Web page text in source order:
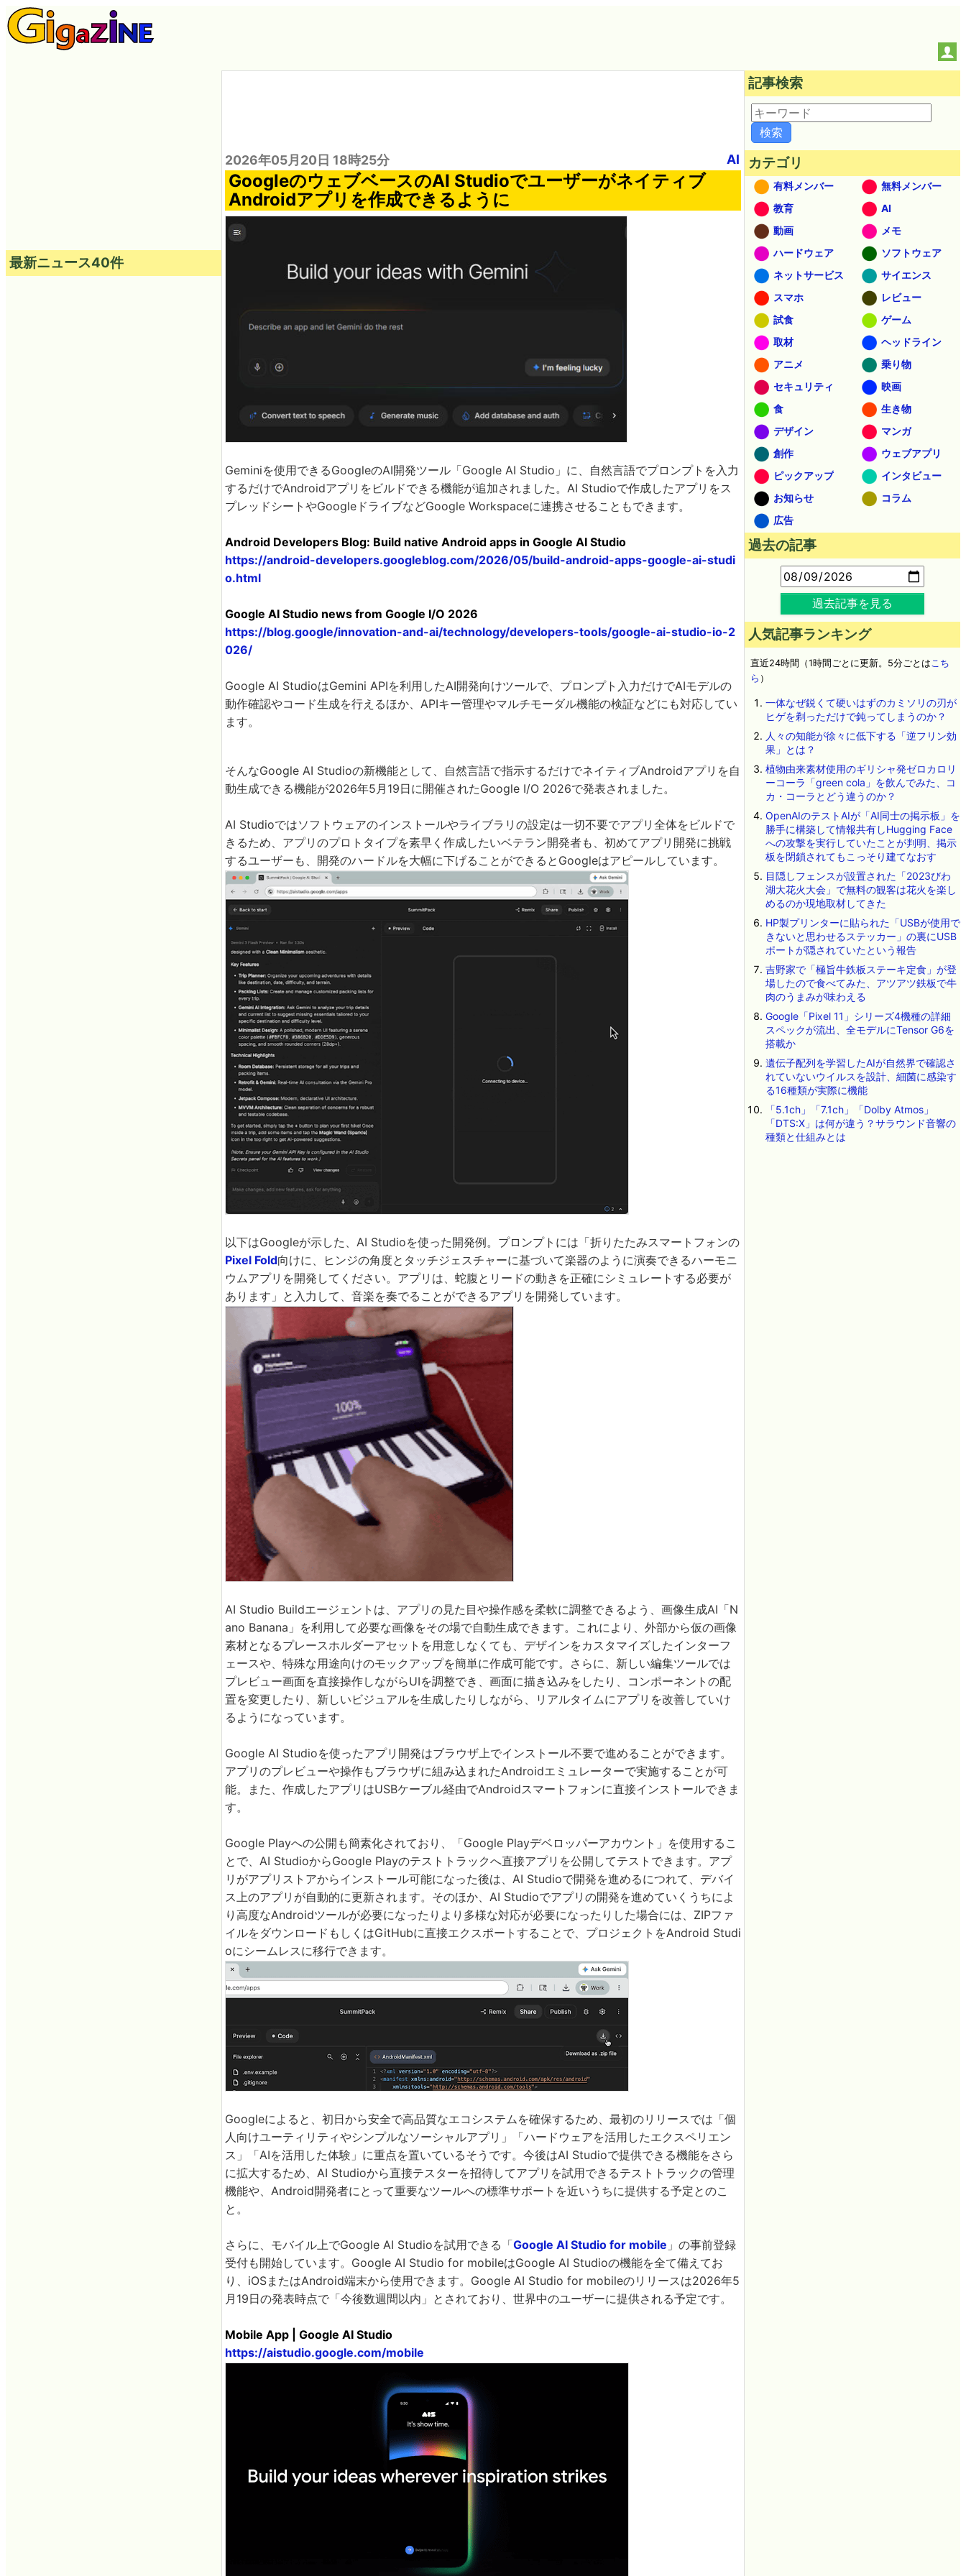
2026年05月20日 18時25分 AI
GoogleのウェブベースのAI Studioでユーザーがネイティブ
Androidアプリを作成できるように
Geminiを使用できるGoogleのAI開発ツール「Google AI Studio」に、自然言語でプロンプトを入力
するだけでAndroidアプリをビルドできる機能が追加されました。AI Studioで作成したアプリをス
プレッドシートやGoogleドライブなどGoogle Workspaceに連携させることもできます。
Android Developers Blog: Build native Android apps in Google AI Studio
https://android-developers.googleblog.com/2026/05/build-android-apps-google-ai-studi
o.html
Google AI Studio news from Google I/O 2026
https://blog.google/innovation-and-ai/technology/developers-tools/google-ai-studio-io-2
026/
Google AI StudioはGemini APIを利用したAI開発向けツールで、プロンプト入力だけでAIモデルの
動作確認やコード生成を行えるほか、APIキー管理やマルチモーダル機能の検証などにも対応してい
ます。
そんなGoogle AI Studioの新機能として、自然言語で指示するだけでネイティブAndroidアプリを自
動生成できる機能が2026年5月19日に開催されたGoogle I/O 2026で発表されました。
AI Studioではソフトウェアのインストールやライブラリの設定は一切不要でアプリ全体をビルドで
きるため、アプリのプロトタイプを素早く作成したいベテラン開発者も、初めてアプリ開発に挑戦
するユーザーも、開発のハードルを大幅に下げることができるとGoogleはアピールしています。
以下はGoogleが示した、AI Studioを使った開発例。プロンプトには「折りたたみスマートフォンの
Pixel Fold向けに、ヒンジの角度とタッチジェスチャーに基づいて楽器のように演奏できるハーモニ
ウムアプリを開発してください。アプリは、蛇腹とリードの動きを正確にシミュレートする必要が
あります」と入力して、音楽を奏でることができるアプリを開発しています。
AI Studio Buildエージェントは、アプリの見た目や操作感を柔軟に調整できるよう、画像生成AI「N
ano Banana」を利用して必要な画像をその場で自動生成できます。これにより、外部から仮の画像
素材となるプレースホルダーアセットを用意しなくても、デザインをカスタマイズしたインターフ
ェースや、特殊な用途向けのモックアップを簡単に作成可能です。さらに、新しい編集ツールでは
プレビュー画面を直接操作しながらUIを調整でき、画面に描き込みをしたり、コンポーネントの配
置を変更したり、新しいビジュアルを生成したりしながら、リアルタイムにアプリを改善していけ
るようになっています。
Google AI Studioを使ったアプリ開発はブラウザ上でインストール不要で進めることができます。
アプリのプレビューや操作もブラウザに組み込まれたAndroidエミュレーターで実施することが可
能。また、作成したアプリはUSBケーブル経由でAndroidスマートフォンに直接インストールできま
す。
Google Playへの公開も簡素化されており、「Google Playデベロッパーアカウント」を使用するこ
とで、AI StudioからGoogle Playのテストトラックへ直接アプリを公開してテストできます。アプ
リがアプリストアからインストール可能になった後は、AI Studioで開発を進めるにつれて、デバイ
ス上のアプリが自動的に更新されます。そのほか、AI Studioでアプリの開発を進めていくうちによ
り高度なAndroidツールが必要になったりより多様な対応が必要になったりした場合には、ZIPファ
イルをダウンロードもしくはGitHubに直接エクスポートすることで、プロジェクトをAndroid Studi
oにシームレスに移行できます。
Googleによると、初日から安全で高品質なエコシステムを確保するため、最初のリリースでは「個
人向けユーティリティやシンプルなソーシャルアプリ」「ハードウェアを活用したエクスペリエン
ス」「AIを活用した体験」に重点を置いているそうです。今後はAI Studioで提供できる機能をさら
に拡大するため、AI Studioから直接テスターを招待してアプリを試用できるテストトラックの管理
機能や、Android開発者にとって重要なツールへの標準サポートを近いうちに提供する予定とのこ
と。
さらに、モバイル上でGoogle AI Studioを試用できる「Google AI Studio for mobile 」の事前登録
受付も開始しています。Google AI Studio for mobileはGoogle AI Studioの機能を全て備えてお
り、iOSまたはAndroid端末から使用できます。Google AI Studio for mobileのリリースは2026年5
月19日の発表時点で「今後数週間以内」とされており、世界中のユーザーに提供される予定です。
Mobile App | Google AI Studio
https://aistudio.google.com/mobile
最新ニュース40件
記事検索
カテゴリ
有料メンバー
無料メンバー
教育
AI
動画
メモ
ハードウェア
ソフトウェア
ネットサービス
サイエンス
スマホ
レビュー
試食
ゲーム
取材
ヘッドライン
アニメ
乗り物
セキュリティ
映画
食
生き物
デザイン
マンガ
創作
ウェブアプリ
ピックアップ
インタビュー
お知らせ
コラム
広告
過去の記事
過去記事を見る
人気記事ランキング
直近24時間（1時間ごとに更新。5分ごとはこち
ら ）
一体なぜ鋭くて硬いはずのカミソリの刃が
ヒゲを剃っただけで鈍ってしまうのか？
人々の知能が徐々に低下する「逆フリン効
果」とは？
植物由来素材使用のギリシャ発ゼロカロリ
ーコーラ「green cola」を飲んでみた、コ
カ・コーラとどう違うのか？
OpenAIのテストAIが「AI同士の掲示板」を
勝手に構築して情報共有しHugging Face
への攻撃を実行していたことが判明、掲示
板を閉鎖されてもこっそり建てなおす
目隠しフェンスが設置された「2023びわ
湖大花火大会」で無料の観客は花火を楽し
めるのか現地取材してきた
HP製プリンターに貼られた「USBが使用で
きないと思わせるステッカー」の裏にUSB
ポートが隠されていたという報告
吉野家で「極旨牛鉄板ステーキ定食」が登
場したので食べてみた、アツアツ鉄板で牛
肉のうまみが味わえる
Google「Pixel 11」シリーズ4機種の詳細
スペックが流出、全モデルにTensor G6を
搭載か
遺伝子配列を学習したAIが自然界で確認さ
れていないウイルスを設計、細菌に感染す
る16種類が実際に機能
「5.1ch」「7.1ch」「Dolby Atmos」
「DTS:X」は何が違う？サラウンド音響の
種類と仕組みとは